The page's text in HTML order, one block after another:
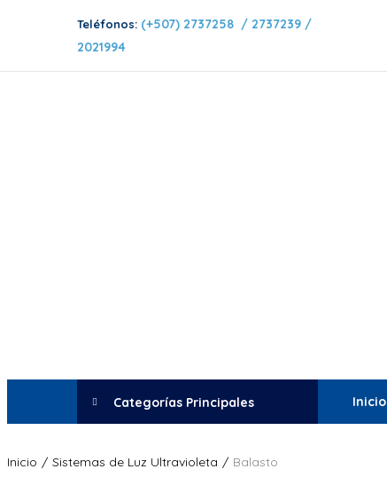
Teléfonos: (+507) 2737258 / 2737239 /
2021994
Categorías Principales Inicio
Inicio Sistemas de Luz Ultravioleta Balasto